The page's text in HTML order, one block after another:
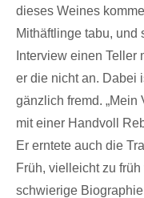
dieses Weines
Mithäftlinge tabu,
Interview einen
er die nicht an. Dabei
gänzlich fremd. „Mein
mit einer Handvoll
Er erntete auch die
Früh, vielleicht zu
schwierige